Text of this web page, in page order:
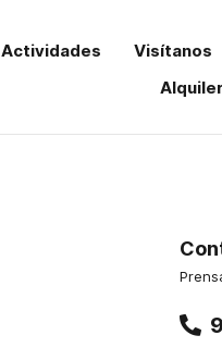
Actividades Visítanos